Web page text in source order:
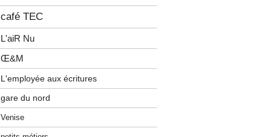
café TEC
L'aiR Nu
Œ&M
L'employée aux écritures
gare du nord
Venise